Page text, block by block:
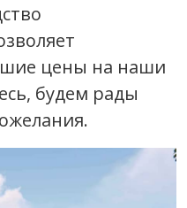
цены на наши
будем рады